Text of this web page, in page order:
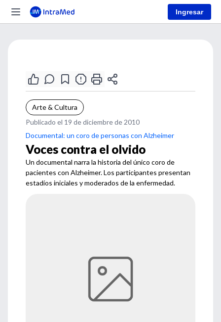
Ingresar
Arte & Cultura
Publicado el 19 de diciembre de 2010
Documental: un coro de personas con Alzheimer
Voces contra el olvido
Un documental narra la historia del único coro de
pacientes con Alzheimer. Los participantes presentan
estadíos iniciales y moderados de la enfermedad.